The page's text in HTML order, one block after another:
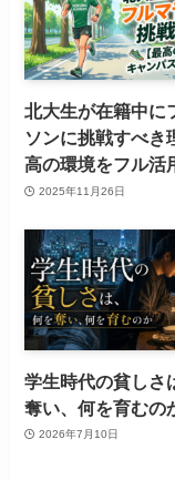
北大生が在籍中に
ソンに挑戦すべき
高の環境をフル活
2025年11月26日
学生時代の貧しさ
奪い、何を育むの
2026年7月10日